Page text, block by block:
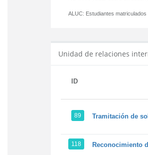
ALUC: Estudiantes
Unidad de relaciones
ID
89 Tramitación de
118 Reconocimiento